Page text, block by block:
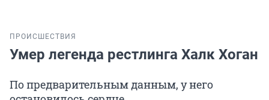
ПРОИСШЕСТВИЯ
Умер легенда рестлинга Халк Хоган
По предварительным данным, у него